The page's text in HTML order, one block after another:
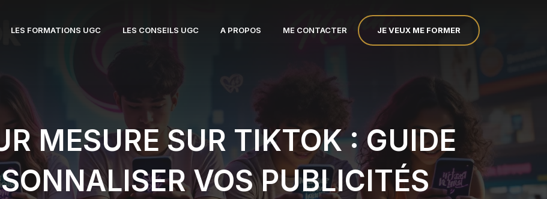
LES FORMATIONS UGC LES CONSEILS UGC A PROPOS ME CONTACTER JE VEUX ME FORMER
MESURE SUR TIKTOK : GUIDE
VOS PUBLICITÉS